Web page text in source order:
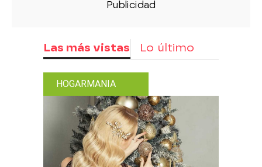
Las más vistas Lo último
HOGARMANIA